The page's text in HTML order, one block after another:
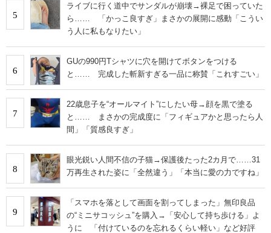
5
ライブに行く道中でサンダルが崩壊→裸足で困っていた
ら…… 「かっこ良すぎ」まさかの展開に感動「こうい
う人に私もなりたい」
6
GUの990円Tシャツに穴を開けてボタンをつける
と…… 完成した斬新すぎる一品に称賛「これすごい」
7
22歳息子を“オールマイト”にしたい母→顔を黒で塗る
と…… まさかの完成度に「フィギュアかと思ったら人
間」「質感良すぎ」
8
眼光鋭い人間不信の子猫→保護後たった2カ月で……31
万再生された姿に「全然違う」「本当に愛の力ですね」
9
「スマホを落として画面を割ってしまった」無印良品
の“ミニサコッシュ”を購入→「安心して持ち歩ける」よ
うに 「付けているのを忘れるくらい軽い」など好評